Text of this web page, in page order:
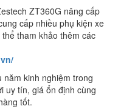
ZT360G nâng cấp
cấp nhiều phụ kiện xe
tham khảo thêm các
kinh nghiệm trong
uy tín, giá ổn định cùng
tốt.